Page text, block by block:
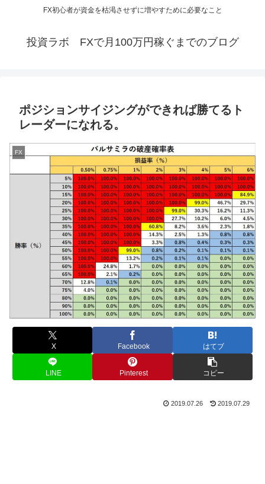
FX初心者が資金を枯渇させずに増やすために必要なこと
投資ラボ FXで月100万円稼ぐまでのブログ
ポジションサイジングができれば勝てるト
レーダーになれる。
FX
X Facebook はてブ
LINE Pinterest コピー
2019.07.26 2019.07.29